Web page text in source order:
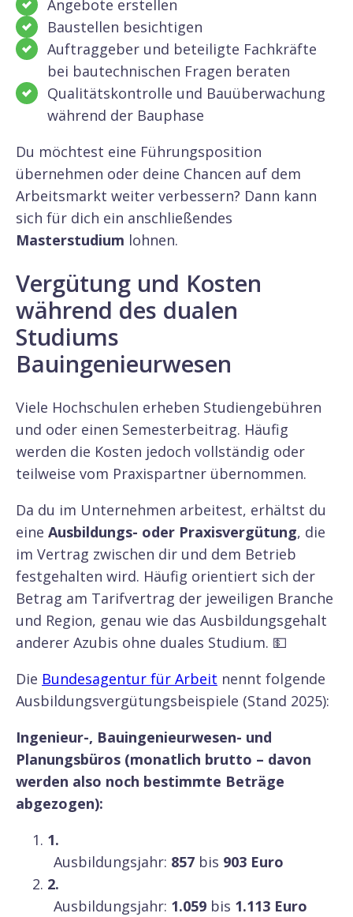
Angebote erstellen
Baustellen besichtigen
Auftraggeber und beteiligte Fachkräfte
bei bautechnischen Fragen beraten
Qualitätskontrolle und Bauüberwachung
während der Bauphase
Du möchtest eine Führungsposition
übernehmen oder deine Chancen auf dem
Arbeitsmarkt weiter verbessern? Dann kann
sich für dich ein anschließendes
Masterstudium lohnen.
Vergütung und Kosten
während des dualen
Studiums
Bauingenieurwesen
Viele Hochschulen erheben Studiengebühren
und oder einen Semesterbeitrag. Häufig
werden die Kosten jedoch vollständig oder
teilweise vom Praxispartner übernommen.
Da du im Unternehmen arbeitest, erhältst du
eine Ausbildungs- oder Praxisvergütung, die
im Vertrag zwischen dir und dem Betrieb
festgehalten wird. Häufig orientiert sich der
Betrag am Tarifvertrag der jeweiligen Branche
und Region, genau wie das Ausbildungsgehalt
anderer Azubis ohne duales Studium. 💵
Die Bundesagentur für Arbeit nennt folgende
Ausbildungsvergütungsbeispiele (Stand 2025):
Ingenieur-, Bauingenieurwesen- und
Planungsbüros (monatlich brutto – davon
werden also noch bestimmte Beträge
abgezogen):
Ausbildungsjahr: 857 bis 903 Euro
Ausbildungsjahr: 1.059 bis 1.113 Euro